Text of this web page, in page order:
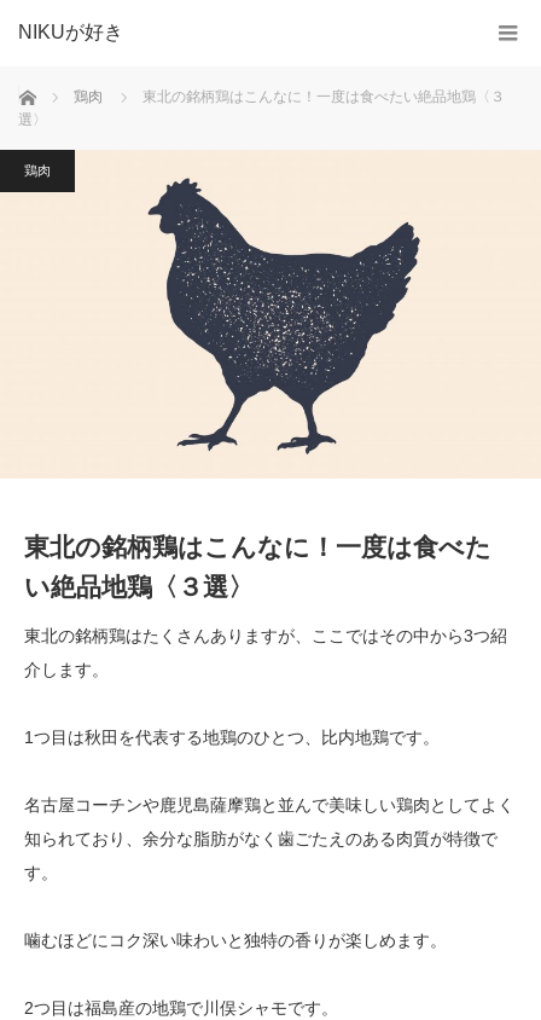
NIKUが好き
ホーム 鶏肉
東北の銘柄鶏はこんなに！一度は食べたい絶品地鶏〈３
選〉
鶏肉
東北の銘柄鶏はこんなに！一度は食べた
い絶品地鶏〈３選〉
東北の銘柄鶏はたくさんありますが、ここではその中から3つ紹
介します。
1つ目は秋田を代表する地鶏のひとつ、比内地鶏です。
名古屋コーチンや鹿児島薩摩鶏と並んで美味しい鶏肉としてよく
知られており、余分な脂肪がなく歯ごたえのある肉質が特徴で
す。
噛むほどにコク深い味わいと独特の香りが楽しめます。
2つ目は福島産の地鶏で川俣シャモです。